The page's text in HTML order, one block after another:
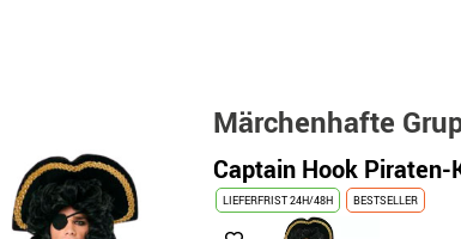
Märchenhafte
Captain Hook
LIEFERFRIST 24H/48H BESTSELLER